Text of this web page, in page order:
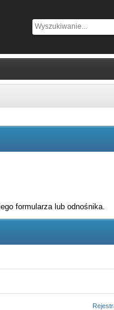
formularza lub odnośnika.